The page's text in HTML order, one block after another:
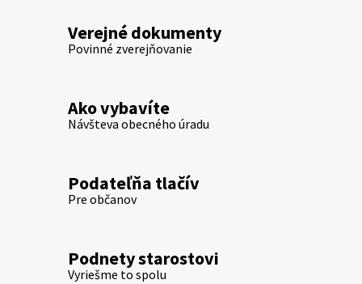
Verejné dokumenty
Povinné zverejňovanie
Ako vybavíte
Návšteva obecného úradu
Podateľňa tlačív
Pre občanov
Podnety starostovi
Vyriešme to spolu